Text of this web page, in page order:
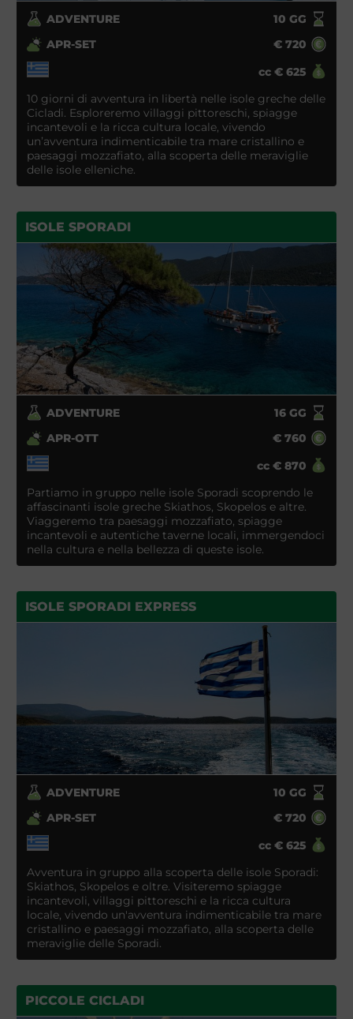
ADVENTURE 10 GG
APR-SET
€ 720
cc € 625
10 giorni di avventura in libertà nelle isole greche delle
Cicladi. Esploreremo villaggi pittoreschi, spiagge
incantevoli e la ricca cultura locale, vivendo
un’avventura indimenticabile tra mare cristallino e
paesaggi mozzafiato, alla scoperta delle meraviglie
delle isole elleniche.
ISOLE SPORADI
ADVENTURE 16GG
APR-OTT
€ 760
cc € 870
Partiamo in gruppo nelle isole Sporadi scoprendo le
affascinanti isole greche Skiathos, Skopelos e altre.
Viaggeremo tra paesaggi mozzafiato, spiagge
incantevoli e autentiche taverne locali, immergendoci
nella cultura e nella bellezza di queste isole.
ISOLE SPORADI EXPRESS
ADVENTURE 10 GG
APR-SET
€ 720
cc € 625
Avventura in gruppo alla scoperta delle isole Sporadi:
Skiathos, Skopelos e oltre. Visiteremo spiagge
incantevoli, villaggi pittoreschi e la ricca cultura
locale, vivendo un'avventura indimenticabile tra mare
cristallino e paesaggi mozzafiato, alla scoperta delle
meraviglie delle Sporadi.
PICCOLE CICLADI